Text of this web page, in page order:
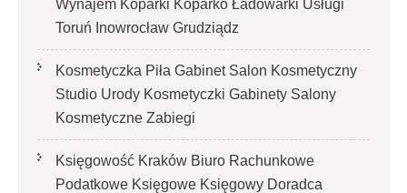
Wynajem Koparki Koparko Ładowarki Usługi
Toruń Inowrocław Grudziądz
Kosmetyczka Piła Gabinet Salon Kosmetyczny
Studio Urody Kosmetyczki Gabinety Salony
Kosmetyczne Zabiegi
Księgowość Kraków Biuro Rachunkowe
Podatkowe Księgowe Księgowy Doradca